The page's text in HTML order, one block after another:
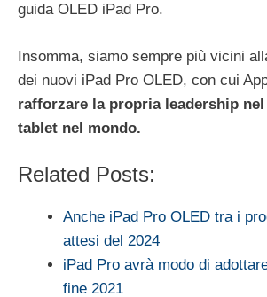
guida OLED iPad Pro.
Insomma, siamo sempre più vicini
dei nuovi iPad Pro OLED, con cui
rafforzare la propria leadership
tablet nel mondo.
Related Posts:
Anche iPad Pro OLED tra i
attesi del 2024
iPad Pro avrà modo di
fine 2021